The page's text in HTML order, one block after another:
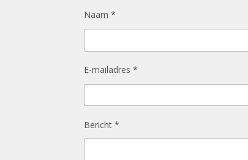
Naam *
E-mailadres *
Bericht *